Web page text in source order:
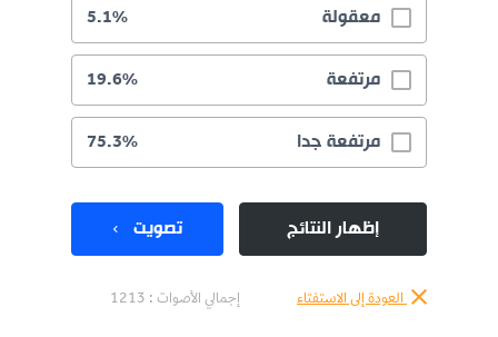
معقولة 5.1%
مرتفعة 19.6%
مرتفعة جدا 75.3%
إظهار النتائج تصويت
العودة إلى الاستفتاء إجمالي الأصوات : 1213